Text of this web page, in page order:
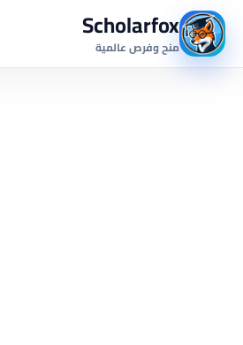
Scholarfox
منح وفرص عالمية